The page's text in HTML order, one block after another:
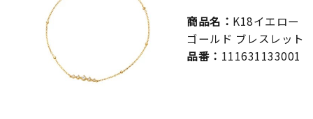
在庫ありのみ すべて表示
商品名： K18イエロー
ゴールド ブレスレット
品番： 111631133001